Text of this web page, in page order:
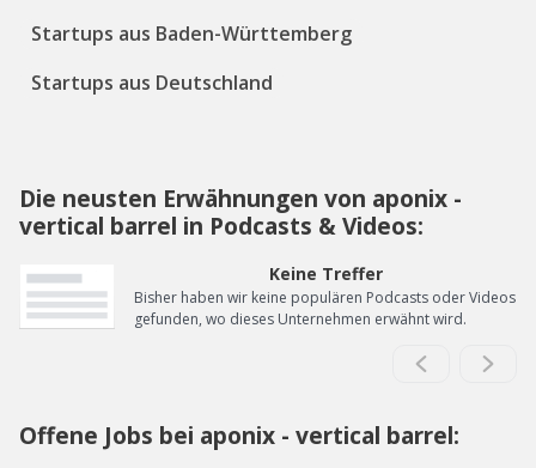
Startups aus Baden-Württemberg
Startups aus Deutschland
Die neusten Erwähnungen von aponix -
vertical barrel in Podcasts & Videos:
Keine Treffer
Bisher haben wir keine populären Podcasts oder Videos
gefunden, wo dieses Unternehmen erwähnt wird.
Offene Jobs bei aponix - vertical barrel: